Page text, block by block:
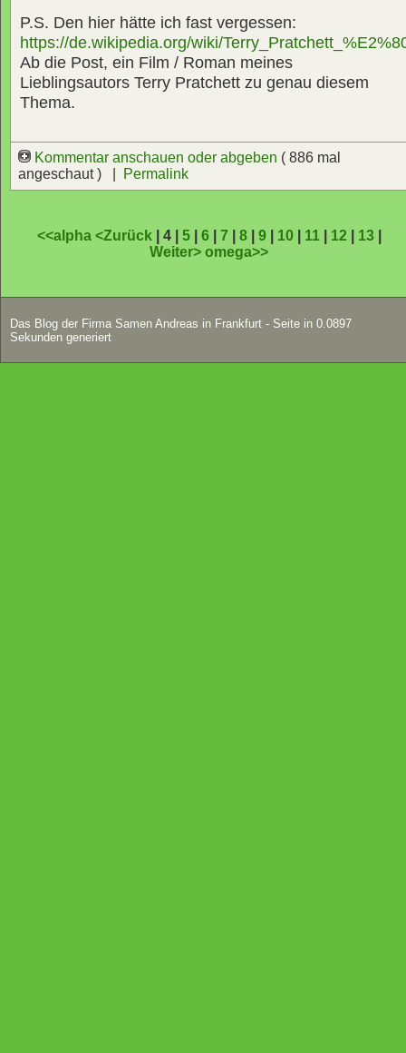
P.S. Den hier hätte ich fast vergessen:
https://de.wikipedia.org/wiki/
Ab die Post, ein Film / Roman meines
Lieblingsautors Terry Pratchett zu genau diesem
Thema.
Kommentar anschauen oder abgeben ( 886 mal
angeschaut ) |
Permalink
<<alpha <Zurück | 4 | 5| 6| 7 8| 9| 10| 11| 12| 13|
Weiter>omega>>
Das Blog der Firma Samen Andreas in Frankfurt - Seite in 0.0897
Sekunden generiert